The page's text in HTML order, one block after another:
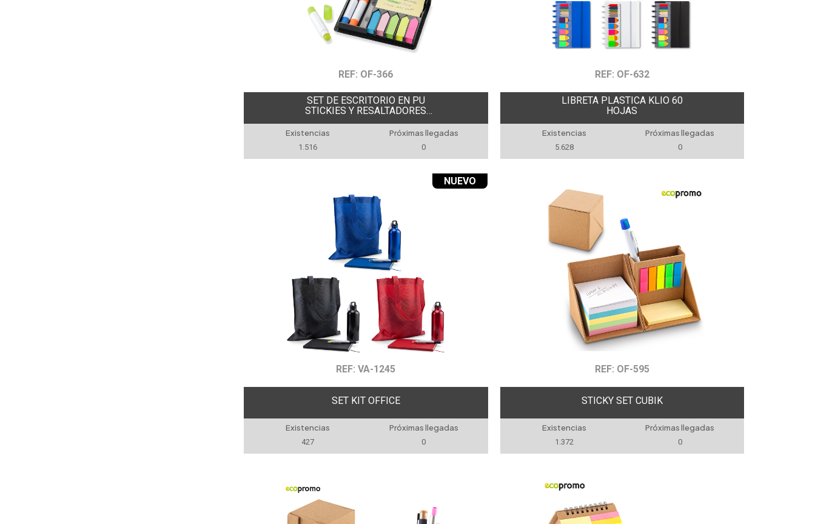
REF: OF-366
SET DE ESCRITORIO EN PU
STICKIES Y RESALTADORES
MAGICOS
Existencias
1.516
Próximas llegadas
0
REF: OF-632
LIBRETA PLASTICA KLIO 60
HOJAS
Existencias
5.628
Próximas llegadas
0
NUEVO
REF: VA-1245
SET KIT OFFICE
Existencias
427
Próximas llegadas
0
REF: OF-595
STICKY SET CUBIK
Existencias
1.372
Próximas llegadas
0